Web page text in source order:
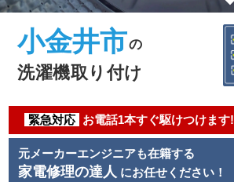
小金井市の
洗濯機取り付け
緊急対応 お電話1本すぐ駆けつけます!
元メーカーエンジニアも在籍する
家電修理の達人 にお任せください！